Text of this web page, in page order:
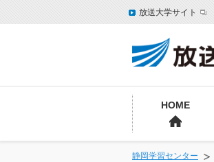
放送大学サイト
HOME
静岡学習センター